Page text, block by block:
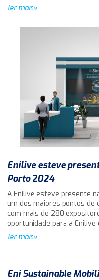
ler mais»
Enilive esteve
Porto 2024
A Enilive esteve presente
um dos maiores pontos de
com mais de 280
oportunidade para a
ler mais»
Eni Sustainable